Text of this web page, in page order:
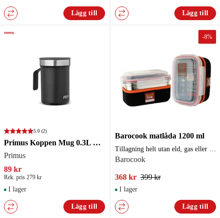
Lägg till Lägg till
5.0 (2)
Primus Koppen Mug 0.3L Black
Primus
89 kr
Rek. pris 279 kr
I lager
Lägg till
-8%
Barocook matlåda 1200 ml
Barocook
368 kr 399 kr
I lager
Lägg till